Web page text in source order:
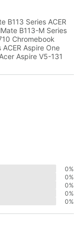
B113 Series ACER
B113-M Series
Chromebook
ACER Aspire One
Aspire V5-131
0%
0%
0%
0%
0%